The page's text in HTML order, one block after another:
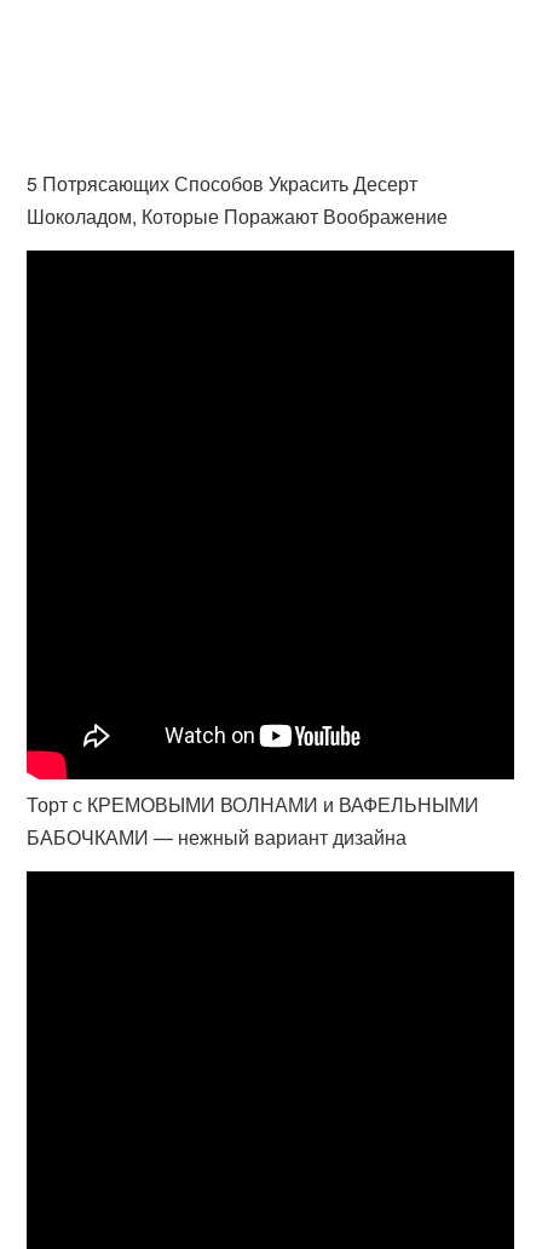
5 Потрясающих Способов Украсить Десерт
Шоколадом, Которые Поражают Воображение
Торт с КРЕМОВЫМИ ВОЛНАМИ и ВАФЕЛЬНЫМИ
БАБОЧКАМИ — нежный вариант дизайна